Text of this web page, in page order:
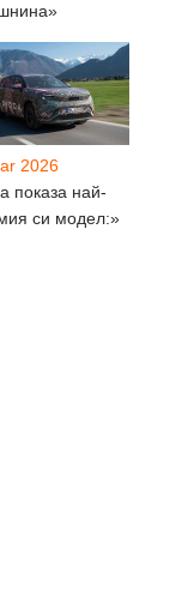
2026
показа най-
си модел:»